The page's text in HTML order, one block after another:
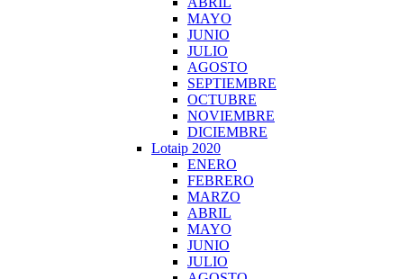
MAYO
JUNIO
JULIO
AGOSTO
SEPTIEMBRE
OCTUBRE
NOVIEMBRE
DICIEMBRE
Lotaip 2020
ENERO
FEBRERO
MARZO
ABRIL
MAYO
JUNIO
JULIO